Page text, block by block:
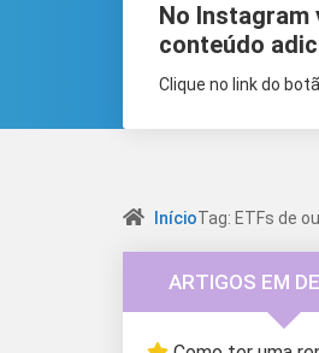
No Instagram
conteúdo
Clique no link do
InícioTag: ETFs de
ARTIGOS EM